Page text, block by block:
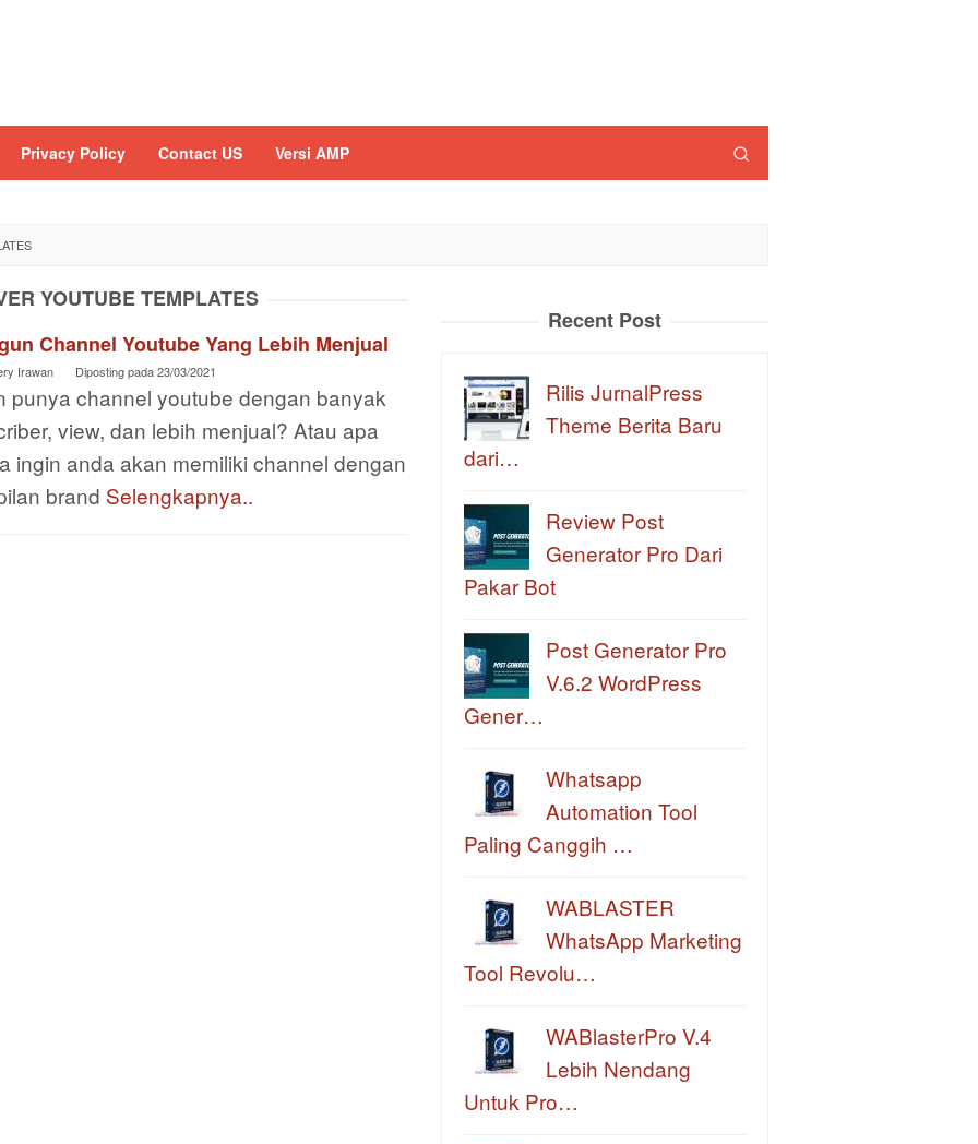
Privacy Policy Contact US Versi AMP
YOUTUBE TEMPLATES
Channel Youtube Yang Lebih Menjual
Irawan Diposting pada23/03/2021
punya channel youtube dengan banyak
view, dan lebih menjual? Atau apa
ingin anda akan memiliki channel dengan
brand Selengkapnya..
Recent Post
Rilis JurnalPress
Theme Berita Baru
dari…
Review Post
Generator Pro Dari
Pakar Bot
Post Generator Pro
V.6.2 WordPress
Gener…
Whatsapp
Automation Tool
Paling Canggih …
WABLASTER
WhatsApp Marketing
Tool Revolu…
WABlasterPro V.4
Lebih Nendang
Untuk Pro…